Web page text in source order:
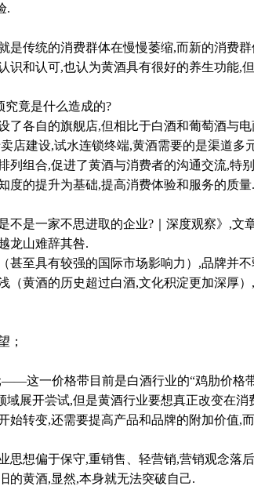
.
传统的消费群体在慢慢萎缩,而新的消费群
识和认可,也认为黄酒具有很好的养生功能,
竟是什么造成的?
各自的旗舰店,但相比于白酒和葡萄酒与电
店建设,试水连锁终端,黄酒需要的是渠道多
列组合,促进了黄酒与消费者的沟通交流,特
度的提升为基础,提高消费体验和服务的质量.
是一家不思进取的企业?｜深度观察》,文
龙山难辞其咎.
至具有较强的国际市场影响力）,品牌并不
（黄酒的历史超过白酒,文化积淀更加深厚
；
这一价格带目前是白酒行业的“鸡肋价格带
展开尝试,但是黄酒行业要想真正改变在消
始转变,还需要提高产品和品牌的附加价值,
想偏于保守,重销售、轻营销,营销观念落
的黄酒,显然,本身就无法突破自己.